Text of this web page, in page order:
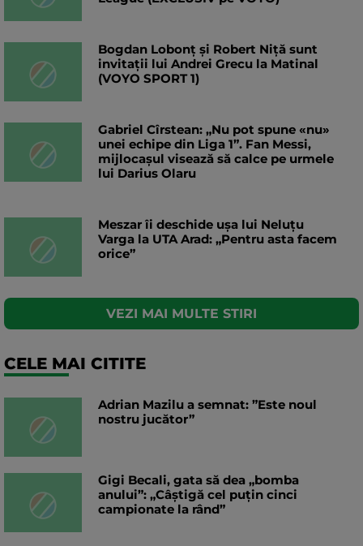
Bogdan Lobonț și Robert Niță sunt
invitații lui Andrei Grecu la Matinal
(VOYO SPORT 1)
Gabriel Cîrstean: „Nu pot spune «nu»
unei echipe din Liga 1”. Fan Messi,
mijlocașul visează să calce pe urmele
lui Darius Olaru
Meszar îi deschide ușa lui Neluțu
Varga la UTA Arad: „Pentru asta facem
orice”
VEZI MAI MULTE STIRI
CELE MAI CITITE
Adrian Mazilu a semnat: ”Este noul
nostru jucător”
Gigi Becali, gata să dea „bomba
anului”: „Câștigă cel puțin cinci
campionate la rând”